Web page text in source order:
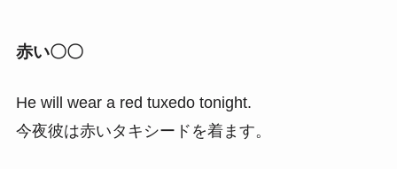
赤い〇〇
He will wear a red tuxedo tonight.
今夜彼は赤いタキシードを着ます。